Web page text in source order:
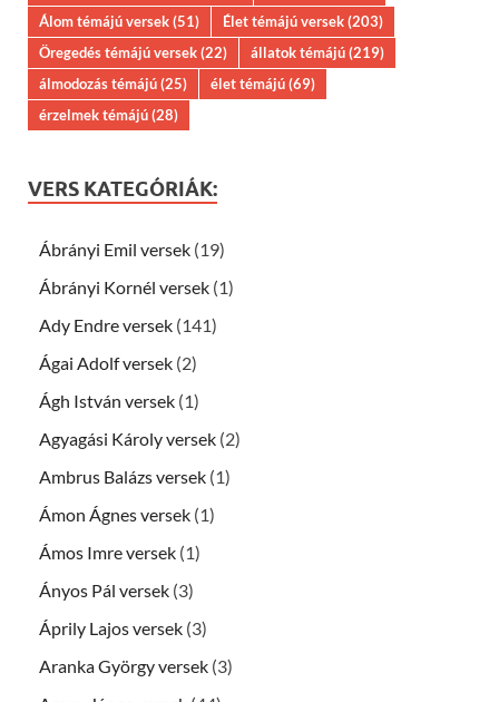
Álom témájú versek(51) Élet témájú versek(203)
Öregedés témájú versek(22) állatok témájú(219)
álmodozás témájú(25) élet témájú(69)
érzelmek témájú(28)
VERS KATEGÓRIÁK:
Ábrányi Emil versek (19)
Ábrányi Kornél versek (1)
Ady Endre versek (141)
Ágai Adolf versek (2)
Ágh István versek (1)
Agyagási Károly versek (2)
Ambrus Balázs versek (1)
Ámon Ágnes versek (1)
Ámos Imre versek (1)
Ányos Pál versek (3)
Áprily Lajos versek (3)
Aranka György versek (3)